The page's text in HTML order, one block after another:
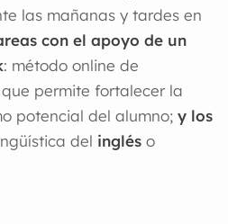
las mañanas y tardes en
con el apoyo de un
: método online de
permite fortalecer la
potencial del alumno; y los
del inglés o